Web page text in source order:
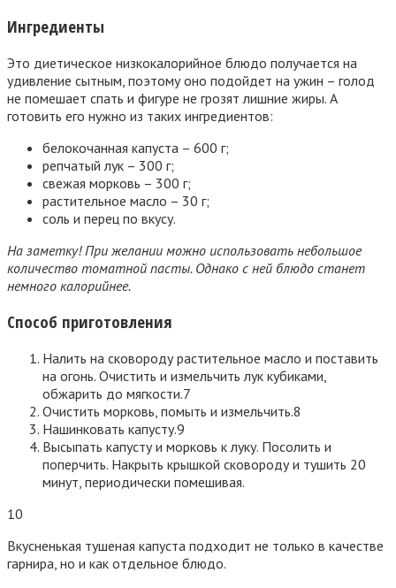
Ингредиенты
Это диетическое низкокалорийное блюдо получается на
удивление сытным, поэтому оно подойдет на ужин – голод
не помешает спать и фигуре не грозят лишние жиры. А
готовить его нужно из таких ингредиентов:
белокочанная капуста – 600 г;
репчатый лук – 300 г;
свежая морковь – 300 г;
растительное масло – 30 г;
соль и перец по вкусу.
На заметку! При желании можно использовать небольшое
количество томатной пасты. Однако с ней блюдо станет
немного калорийнее.
Способ приготовления
Налить на сковороду растительное масло и поставить
на огонь. Очистить и измельчить лук кубиками,
обжарить до мягкости.7
Очистить морковь, помыть и измельчить.8
Нашинковать капусту.9
Высыпать капусту и морковь к луку. Посолить и
поперчить. Накрыть крышкой сковороду и тушить 20
минут, периодически помешивая.
10
Вкусненькая тушеная капуста подходит не только в качестве
гарнира, но и как отдельное блюдо.